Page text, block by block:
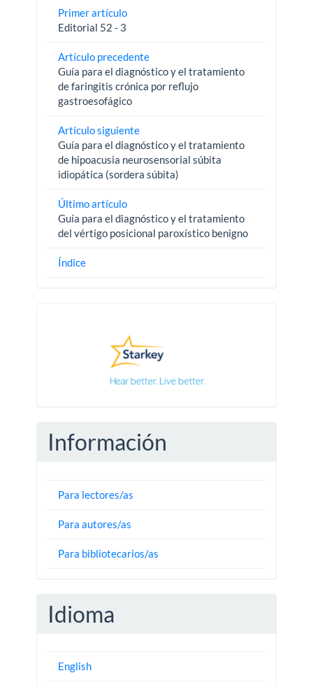
Primer artículo
Editorial 52 - 3
Artículo precedente
Guía para el diagnóstico y el tratamiento
de faringitis crónica por reflujo
gastroesofágico
Artículo siguiente
Guía para el diagnóstico y el tratamiento
de hipoacusia neurosensorial súbita
idiopática (sordera súbita)
Último artículo
Guía para el diagnóstico y el tratamiento
del vértigo posicional paroxístico benigno
Índice
Información
Para lectores/as
Para autores/as
Para bibliotecarios/as
Idioma
English